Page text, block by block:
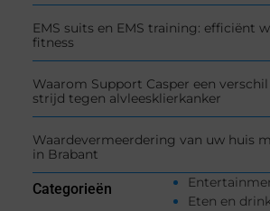
EMS suits en EMS training: efficiënt
fitness
Waarom Support Casper een
strijd tegen alvleesklierkanker
Waardevermeerdering van uw huis
in Brabant
Categorieën
Eten en